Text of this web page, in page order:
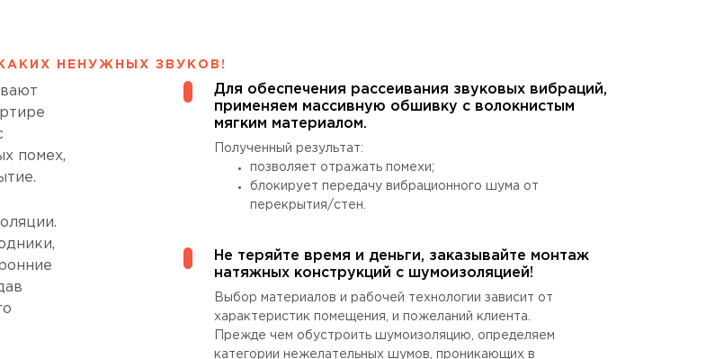
НЕНУЖНЫХ ЗВУКОВ!
помех,
Для обеспечения рассеивания звуковых вибраций,
применяем массивную обшивку с волокнистым
мягким материалом.
Полученный результат:
позволяет отражать помехи;
блокирует передачу вибрационного шума от
перекрытия/стен.
Не теряйте время и деньги, заказывайте монтаж
натяжных конструкций с шумоизоляцией!
Выбор материалов и рабочей технологии зависит от
характеристик помещения, и пожеланий клиента.
Прежде чем обустроить шумоизоляцию, определяем
категории нежелательных шумов, проникающих в